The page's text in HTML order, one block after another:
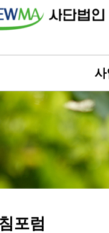
사
포럼